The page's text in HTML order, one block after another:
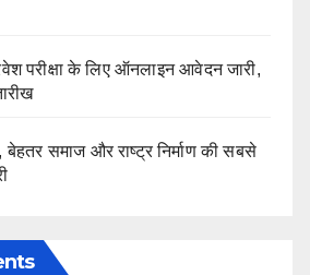
परीक्षा के लिए ऑनलाइन आवेदन जारी,
बेहतर समाज और राष्ट्र निर्माण की सबसे